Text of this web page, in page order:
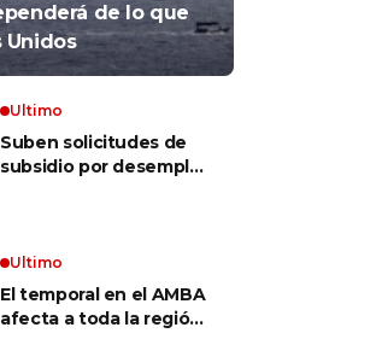
de lo que
Unidos
Ultimo
Suben solicitudes de
subsidio por desempleo
Ultimo
El temporal en el AMBA
afecta a toda la región: